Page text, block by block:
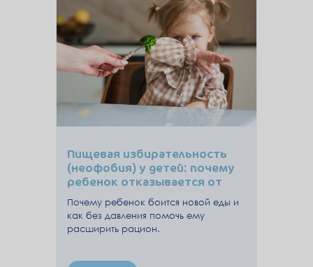
Пищевая избирательность
(неофобия) у детей: почему
ребенок отказывается от
новой еды
Почему ребенок боится новой еды и
как без давления помочь ему
расширить рацион.